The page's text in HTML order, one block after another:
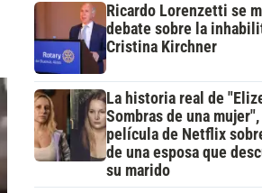
Ricardo Lorenzetti se
debate sobre la
Cristina Kirchner
La historia real de
Sombras de una
película de Netflix
de una esposa que
su marido